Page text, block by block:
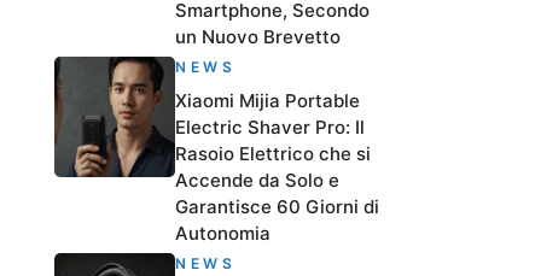
Smartphone, Secondo
un Nuovo Brevetto
NEWS
Xiaomi Mijia Portable
Electric Shaver Pro: Il
Rasoio Elettrico che si
Accende da Solo e
Garantisce 60 Giorni di
Autonomia
NEWS